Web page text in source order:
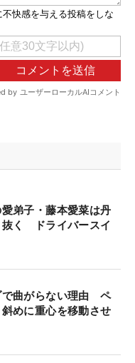
愛弟子・藤本愛菜は丹
抜く ドライバースイ
で曲がらない理由 ペ
めに重心を移動させ